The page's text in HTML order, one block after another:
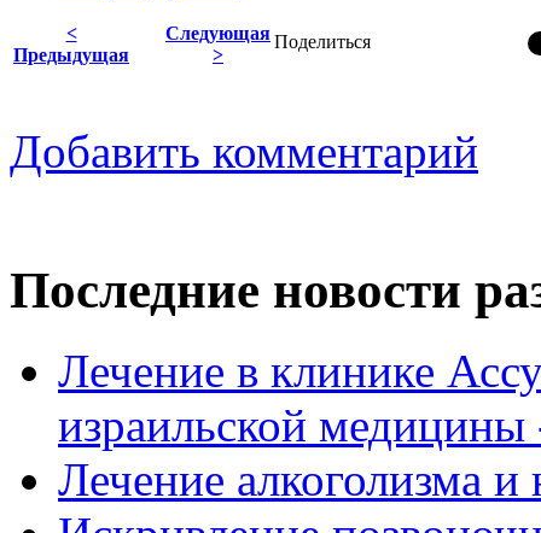
Поделиться
<
Предыдущая
Следующая
>
Добавить комментарий
Последние новости
Лечение в клинике
израильской
Лечение алкоголизма